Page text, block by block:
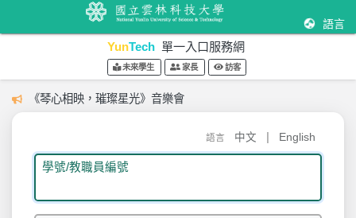
語言
YunTech 單一入口服務網
未來學生 家長 訪客
《琴心相映，璀璨星光》音樂會
語言 中文 English
學號/教職員編號